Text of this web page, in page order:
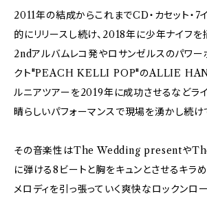
2011年の結成からこれまでCD・カセット・7
的にリリースし続け、2018年に少年ナイフ
2ndアルバムレコ発やロサンゼルスのパワー
クト"PEACH KELLI POP"のALLIE
ルニアツアーを2019年に成功させるなどラ
晴らしいパフォーマンスで現場を湧かし続け
その音楽性はThe Wedding presentや
に弾ける8ビートと胸をキュンとさせるキラ
メロディを引っ張っていく爽快なロックンロー